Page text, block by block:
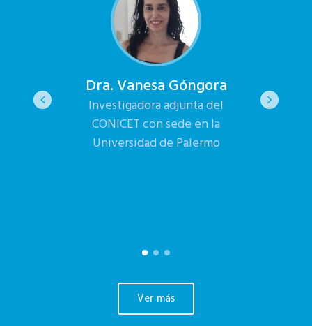
Dra. Vanesa Góngora
Investigadora adjunta del
CONICET con sede en la
Universidad de Palermo
Ver más